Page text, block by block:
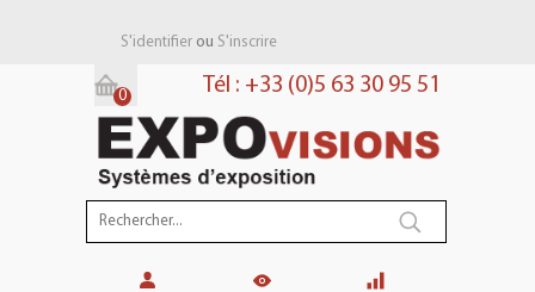
S'identifierou S'inscrire
Tél : +33 (0)5 63 30 95 51
Panier:
0